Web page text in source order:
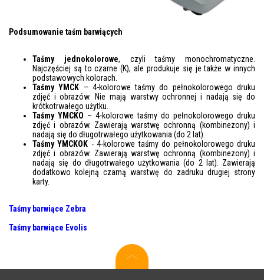
Podsumowanie taśm barwiących
Taśmy jednokolorowe, czyli taśmy monochromatyczne.
Najczęściej są to czarne (K), ale produkuje się je także w innych
podstawowych kolorach.
Taśmy YMCK – 4-kolorowe taśmy do pełnokolorowego druku
zdjęć i obrazów. Nie mają warstwy ochronnej i nadają się do
krótkotrwałego użytku.
Taśmy YMCKO – 4-kolorowe taśmy do pełnokolorowego druku
zdjęć i obrazów. Zawierają warstwę ochronną (kombinezony) i
nadają się do długotrwałego użytkowania (do 2 lat).
Taśmy YMCKOK - 4-kolorowe taśmy do pełnokolorowego druku
zdjęć i obrazów. Zawierają warstwę ochronną (kombinezony) i
nadają się do długotrwałego użytkowania (do 2 lat). Zawierają
dodatkowo kolejną czarną warstwę do zadruku drugiej strony
karty.
Taśmy barwiące Zebra
Taśmy barwiące Evolis